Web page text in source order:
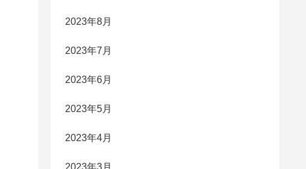
2023年8月
2023年7月
2023年6月
2023年5月
2023年4月
2023年3月